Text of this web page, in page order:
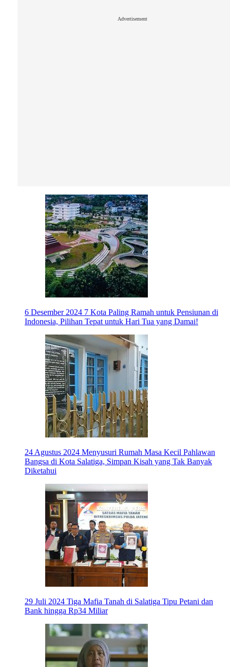
Advertisement
6 Desember 2024 7 Kota Paling Ramah untuk Pensiunan di
Indonesia, Pilihan Tepat untuk Hari Tua yang Damai!
24 Agustus 2024 Menyusuri Rumah Masa Kecil Pahlawan
Bangsa di Kota Salatiga, Simpan Kisah yang Tak Banyak
Diketahui
29 Juli 2024 Tiga Mafia Tanah di Salatiga Tipu Petani dan
Bank hingga Rp34 Miliar